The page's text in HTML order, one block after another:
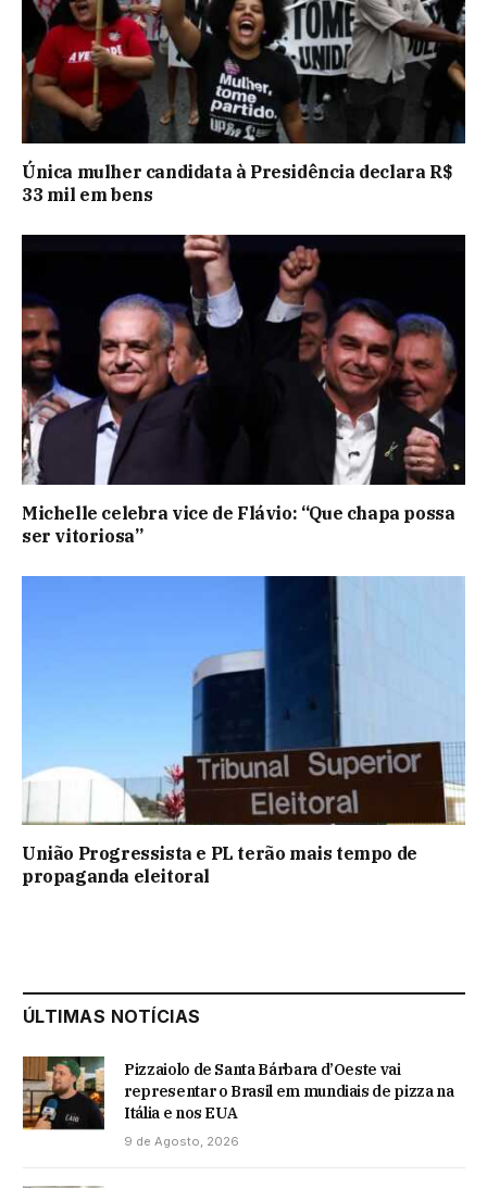
Única mulher candidata à Presidência declara R$
33 mil em bens
Michelle celebra vice de Flávio: “Que chapa possa
ser vitoriosa”
União Progressista e PL terão mais tempo de
propaganda eleitoral
ÚLTIMAS NOTÍCIAS
Pizzaiolo de Santa Bárbara d’Oeste vai
representar o Brasil em mundiais de pizza na
Itália e nos EUA
9 de Agosto, 2026